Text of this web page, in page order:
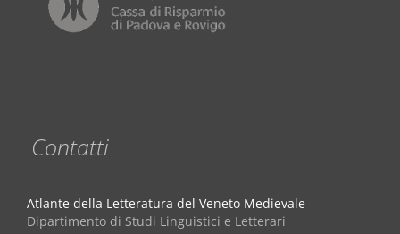
Contatti
Atlante della Letteratura del Veneto Medievale
Dipartimento di Studi Linguistici e Letterari